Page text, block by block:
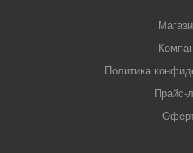
Политика
Прайс-